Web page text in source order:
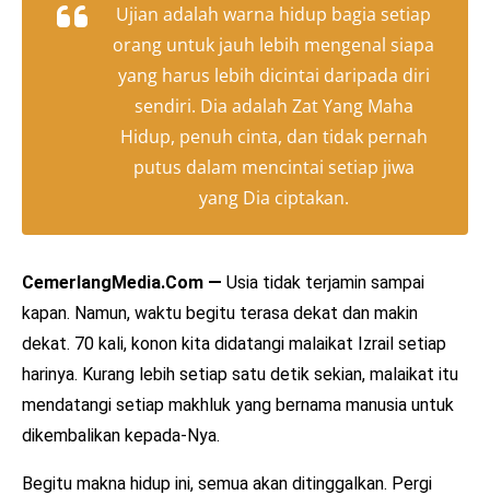
Ujian adalah warna hidup bagia setiap
orang untuk jauh lebih mengenal siapa
yang harus lebih dicintai daripada diri
sendiri. Dia adalah Zat Yang Maha
Hidup, penuh cinta, dan tidak pernah
putus dalam mencintai setiap jiwa
yang Dia ciptakan.
CemerlangMedia.Com — Usia tidak terjamin sampai
kapan. Namun, waktu begitu terasa dekat dan makin
dekat. 70 kali, konon kita didatangi malaikat Izrail setiap
harinya. Kurang lebih setiap satu detik sekian, malaikat itu
mendatangi setiap makhluk yang bernama manusia untuk
dikembalikan kepada-Nya.
Begitu makna hidup ini, semua akan ditinggalkan. Pergi